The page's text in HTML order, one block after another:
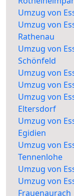
Umzug von
Umzug von
Rathenau
Umzug von
Schönfeld
Umzug von
Umzug von
Umzug von
Eltersdorf
Umzug von
Egidien
Umzug von
Tennenlohe
Umzug von
Umzug von
Frauenaurach